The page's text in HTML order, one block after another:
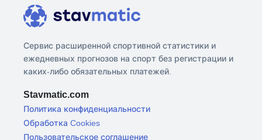
Сервис расширенной спортивной статистики и
ежедневных прогнозов на спорт без регистрации и
каких-либо обязательных платежей.
Stavmatic.com
Политика конфиденциальности
Обработка Cookies
Пользовательское соглашение